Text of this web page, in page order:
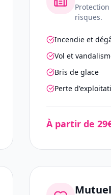
risques.
Incendie et
Vol et
Bris de glace
Perte
À partir de